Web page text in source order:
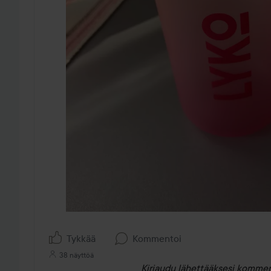
Tykkää Kommentoi
38 näyttöä
Kirjaudu lähettääksesi